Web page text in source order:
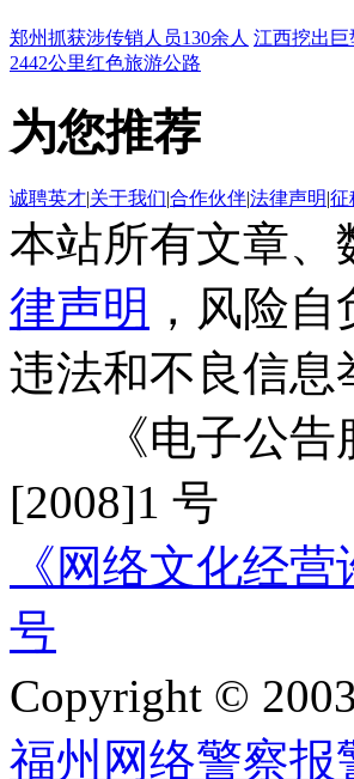
郑州抓获涉传销人员130余人 江西挖出巨
2442公里红色旅游公路
为您推荐
诚聘英才|关于我们|合作伙伴|法律声明|征
本站所有文章、
律声明 ，风险自
违法和不良信息
《电子公告服
[2008]1 号
《网络文化经
号
Copyright ©
福州网络警察报